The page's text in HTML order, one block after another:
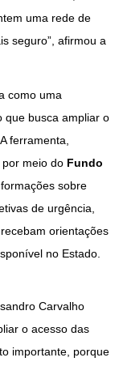
uma rede de
seguro”, afirmou a
como uma
que busca ampliar o
ferramenta,
meio do Fundo
sobre
de urgência,
orientações
no Estado.
Carvalho
o acesso das
importante, porque